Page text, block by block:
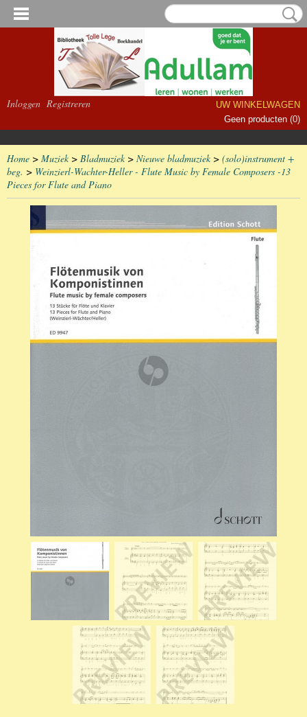
Inloggen Registreren
UW WINKELWAGEN
Geen producten (0)
Home > Muziek> Bladmuziek> Nieuwe bladmuziek> (solo)instrument +
beg. > Weinzierl-Wachter-Heller - Flute Music by Female Composers -13
Pieces for Flute and Piano